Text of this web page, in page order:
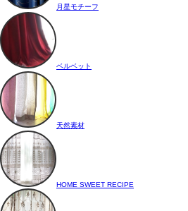
月星モチーフ
ベルベット
天然素材
HOME SWEET RECIPE